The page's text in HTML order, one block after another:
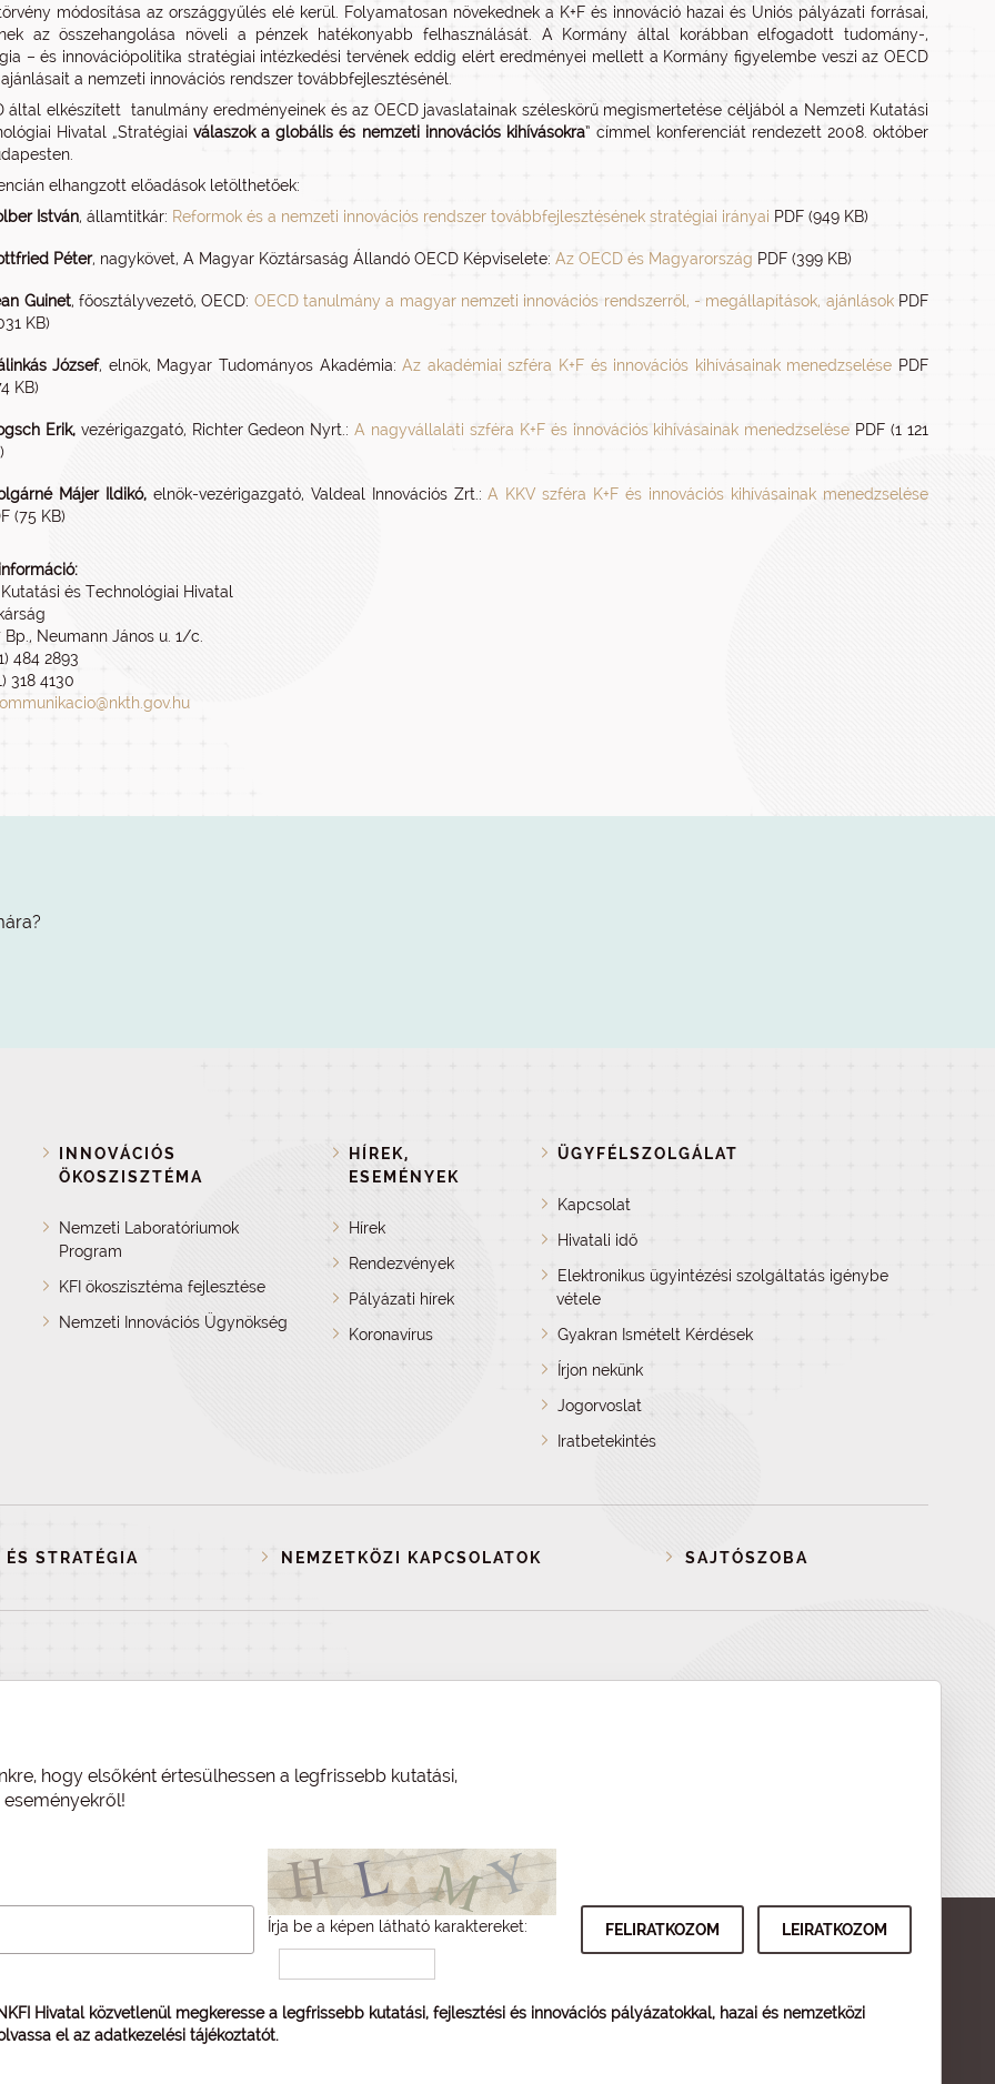
módosítása az országgyűlés elé kerül. Folyamatosan növekednek a K+F és innováció hazai és Uniós pályázati forrásai,
az összehangolása növeli a pénzek hatékonyabb felhasználását. A Kormány által korábban elfogadott tudomány-,
– és innovációpolitika stratégiai intézkedési tervének eddig elért eredményei mellett a Kormány figyelembe veszi az OECD
a nemzeti innovációs rendszer továbbfejlesztésénél.
által elkészített tanulmány eredményeinek és az OECD javaslatainak széleskörű megismertetése céljából a Nemzeti Kutatási
Hivatal „Stratégiaiválaszok a globális és nemzeti innovációs kihívásokra” címmel konferenciát rendezett 2008. október
elhangzott előadások letölthetőek:
István, államtitkár: Reformok és a nemzeti innovációs rendszer továbbfejlesztésének stratégiai irányai PDF (949 KB)
Péter, nagykövet, A Magyar Köztársaság Állandó OECD Képviselete: Az OECD és Magyarország PDF (399 KB)
Guinet, főosztályvezető, OECD: OECD tanulmány a magyar nemzeti innovációs rendszerről, - megállapítások, ajánlásokPDF
KB)
József, elnök, Magyar Tudományos Akadémia:Az akadémiai szféra K+F és innovációs kihívásainak menedzselése PDF
KB)
Erik,vezérigazgató, Richter Gedeon Nyrt.:A nagyvállalati szféra K+F és innovációs kihívásainak menedzselése PDF (1 121
Májer Ildikó,elnök-vezérigazgató, Valdeal Innovációs Zrt.:A KKV szféra K+F és innovációs kihívásainak menedzselése
(75 KB)
és Technológiai Hivatal
Bp., Neumann János u. 1/c.
484 2893
318 4130
INNOVÁCIÓS
ÖKOSZISZTÉMA
Nemzeti Laboratóriumok
Program
KFI ökoszisztéma fejlesztése
Nemzeti Innovációs Ügynökség
HÍREK,
ESEMÉNYEK
Hírek
Rendezvények
Pályázati hírek
Koronavírus
ÜGYFÉLSZOLGÁLAT
Kapcsolat
Hivatali idő
Elektronikus ügyintézési szolgáltatás igénybe
vétele
Gyakran Ismételt Kérdések
Írjon nekünk
Jogorvoslat
Iratbetekintés
STRATÉGIA NEMZETKÖZI KAPCSOLATOK SAJTÓSZOBA
hogy elsőként értesülhessen a legfrissebb kutatási,
Írja be a képen látható karaktereket:
Hivatal közvetlenül megkeresse a legfrissebb kutatási, fejlesztési és innovációs pályázatokkal, hazai és nemzetközi
el az adatkezelési tájékoztatót.